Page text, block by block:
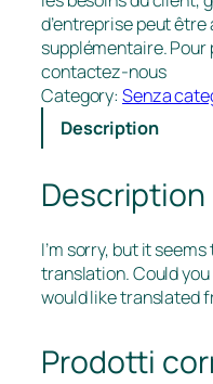
d’entreprise peut être
supplémentaire. Pour
contactez-nous
Category:Senza
Description
Description
I’m sorry, but it
translation. Could
would like translated
Prodotti